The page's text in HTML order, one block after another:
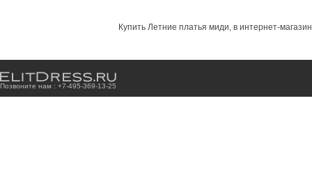
Купить Летние платья миди, в интернет-
Позвоните нам : +7-495-369-13-25